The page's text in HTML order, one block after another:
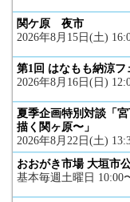
関ケ原 夜市
2026年8月15日(土)
第1回 はなもも納涼フ
2026年8月16日(日)
夏季企画特別対談「
描く関ヶ原〜」
2026年8月22日(土)
おおがき市場 大垣市
基本毎週土曜日 10:00